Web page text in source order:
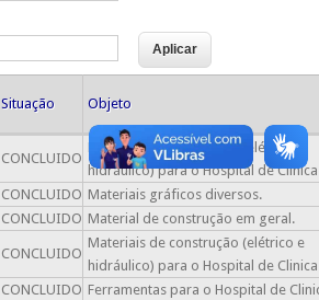
Situação Objeto
CONCLUIDO
Materiais de construção (elétrico e
hidráulico) para o Hospital de
CONCLUIDO Materiais gráficos diversos.
CONCLUIDO Material de construção em geral.
CONCLUIDO
Materiais de construção (elétrico e
hidráulico) para o Hospital de
CONCLUIDO Ferramentas para o Hospital de